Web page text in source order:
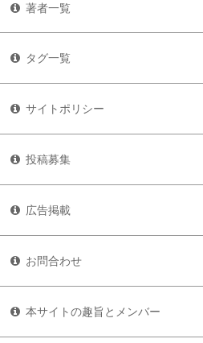
著者一覧
タグ一覧
サイトポリシー
投稿募集
広告掲載
お問合わせ
本サイトの趣旨とメンバー